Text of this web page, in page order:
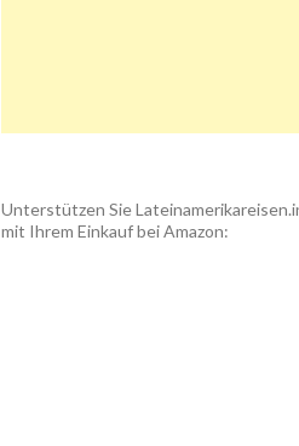
Unterstützen Sie
mit Ihrem Einkauf bei Amazon: